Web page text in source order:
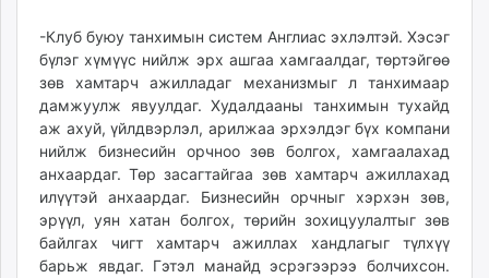
-Клуб буюу танхимын систем Англиас эхлэлтэй. Хэсэг
бүлэг хүмүүс нийлж эрх ашгаа хамгаалдаг, төртэйгөө
зөв хамтарч ажилладаг механизмыг л танхимаар
дамжуулж явуулдаг. Худалдааны танхимын тухайд
аж ахуй, үйлдвэрлэл, арилжаа эрхэлдэг бүх компани
нийлж бизнесийн орчноо зөв болгох, хамгаалахад
анхаардаг. Төр засагтайгаа зөв хамтарч ажиллахад
илүүтэй анхаардаг. Бизнесийн орчныг хэрхэн зөв,
эрүүл, уян хатан болгох, төрийн зохицуулалтыг зөв
байлгах чигт хамтарч ажиллах хандлагыг түлхүү
барьж явдаг. Гэтэл манайд эсрэгээрээ болчихсон.